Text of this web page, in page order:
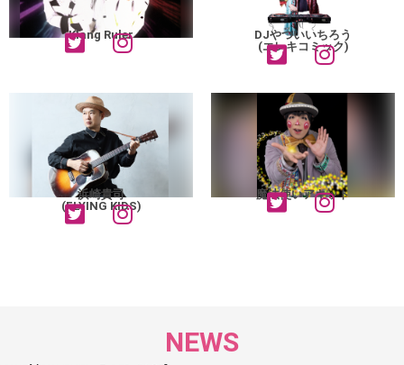
Klang Ruler
DJやついいちろう
(エレキコミック)
浜崎貴司
(FLYING KIDS)
魔法使いアキット
NEWS